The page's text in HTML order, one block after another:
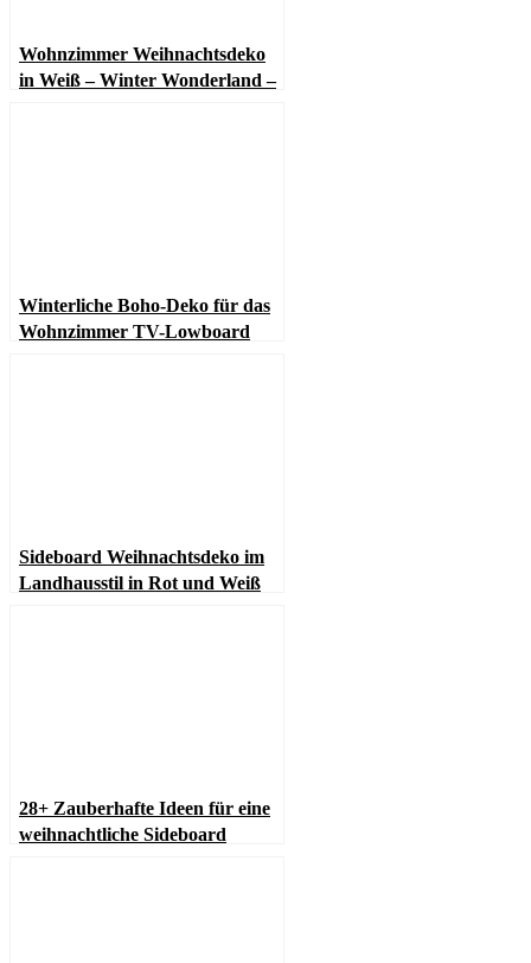
Wohnzimmer Weihnachtsdeko
in Weiß – Winter Wonderland –
Winterliche Boho-Deko für das
Wohnzimmer TV-Lowboard
Sideboard Weihnachtsdeko im
Landhausstil in Rot und Weiß
28+ Zauberhafte Ideen für eine
weihnachtliche Sideboard